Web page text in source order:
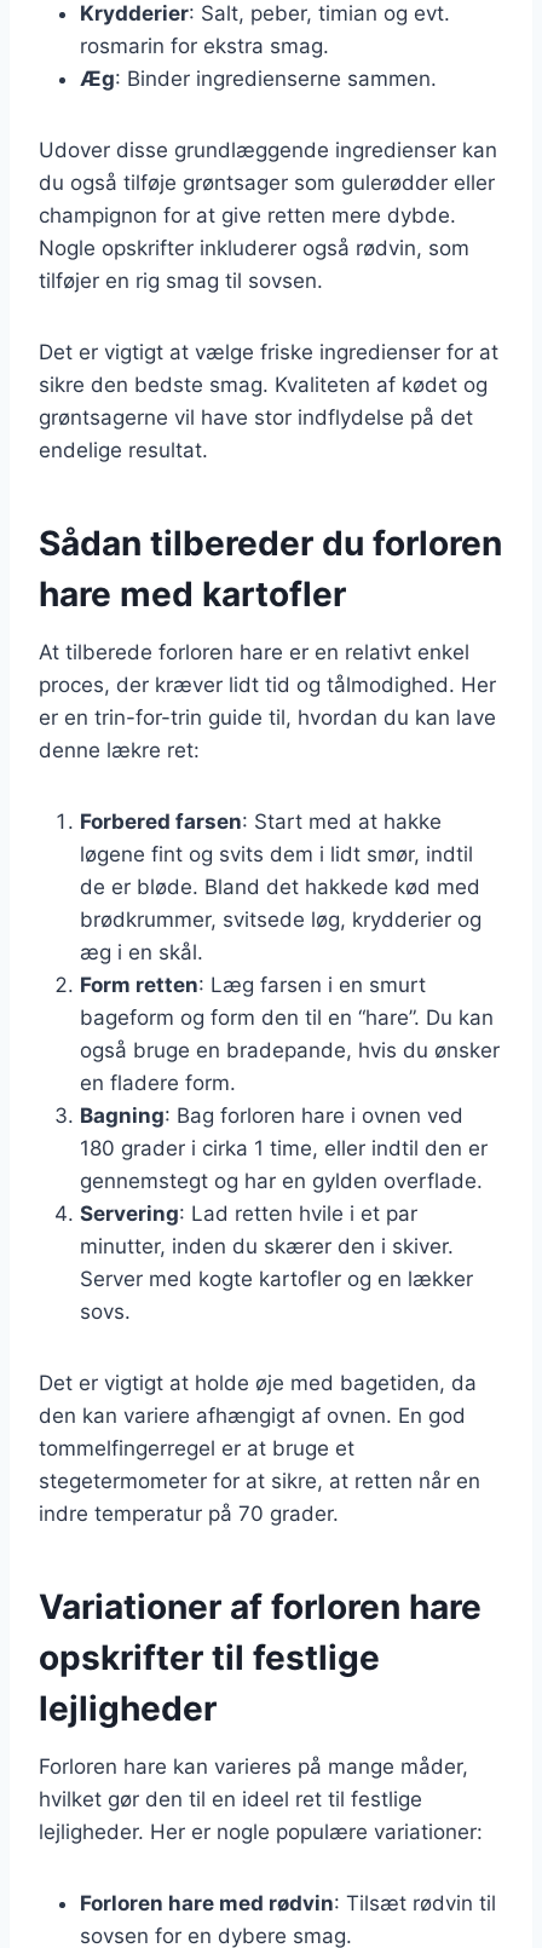
Krydderier: Salt, peber, timian og evt.
rosmarin for ekstra smag.
Æg: Binder ingredienserne sammen.
Udover disse grundlæggende ingredienser kan
du også tilføje grøntsager som gulerødder eller
champignon for at give retten mere dybde.
Nogle opskrifter inkluderer også rødvin, som
tilføjer en rig smag til sovsen.
Det er vigtigt at vælge friske ingredienser for at
sikre den bedste smag. Kvaliteten af kødet og
grøntsagerne vil have stor indflydelse på det
endelige resultat.
Sådan tilbereder du forloren
hare med kartofler
At tilberede forloren hare er en relativt enkel
proces, der kræver lidt tid og tålmodighed. Her
er en trin-for-trin guide til, hvordan du kan lave
denne lækre ret:
Forbered farsen: Start med at hakke
løgene fint og svits dem i lidt smør, indtil
de er bløde. Bland det hakkede kød med
brødkrummer, svitsede løg, krydderier og
æg i en skål.
Form retten: Læg farsen i en smurt
bageform og form den til en “hare”. Du kan
også bruge en bradepande, hvis du ønsker
en fladere form.
Bagning: Bag forloren hare i ovnen ved
180 grader i cirka 1 time, eller indtil den er
gennemstegt og har en gylden overflade.
Servering: Lad retten hvile i et par
minutter, inden du skærer den i skiver.
Server med kogte kartofler og en lækker
sovs.
Det er vigtigt at holde øje med bagetiden, da
den kan variere afhængigt af ovnen. En god
tommelfingerregel er at bruge et
stegetermometer for at sikre, at retten når en
indre temperatur på 70 grader.
Variationer af forloren hare
opskrifter til festlige
lejligheder
Forloren hare kan varieres på mange måder,
hvilket gør den til en ideel ret til festlige
lejligheder. Her er nogle populære variationer:
Forloren hare med rødvin: Tilsæt rødvin til
sovsen for en dybere smag.